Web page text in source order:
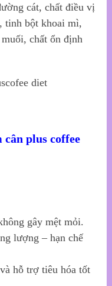
cát, chất điều vị
tinh bột khoai mì,
chất ổn định
cân plus coffee
gây mệt mỏi.
lượng – hạn chế
hỗ trợ tiêu hóa tốt